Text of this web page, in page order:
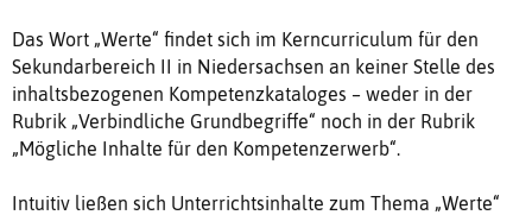
Das Wort „Werte“ findet sich im Kerncurriculum für den
Sekundarbereich II in Niedersachsen an keiner Stelle des
inhaltsbezogenen Kompetenzkataloges – weder in der
Rubrik „Verbindliche Grundbegriffe“ noch in der Rubrik
„Mögliche Inhalte für den Kompetenzerwerb“.
Intuitiv ließen sich Unterrichtsinhalte zum Thema „Werte“